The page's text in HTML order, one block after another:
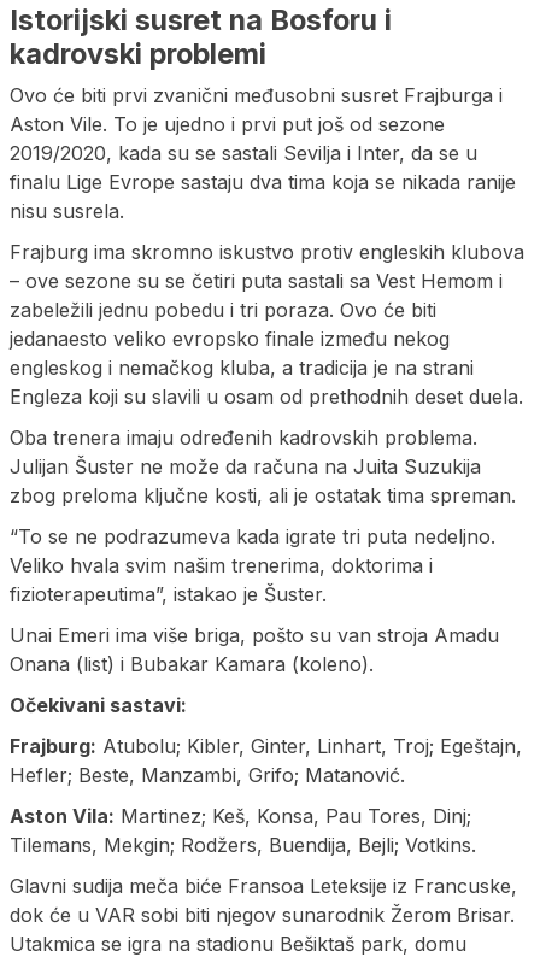
Istorijski susret na Bosforu i
kadrovski problemi
Ovo će biti prvi zvanični međusobni susret Frajburga i
Aston Vile. To je ujedno i prvi put još od sezone
2019/2020, kada su se sastali Sevilja i Inter, da se u
finalu Lige Evrope sastaju dva tima koja se nikada ranije
nisu susrela.
Frajburg ima skromno iskustvo protiv engleskih klubova
– ove sezone su se četiri puta sastali sa Vest Hemom i
zabeležili jednu pobedu i tri poraza. Ovo će biti
jedanaesto veliko evropsko finale između nekog
engleskog i nemačkog kluba, a tradicija je na strani
Engleza koji su slavili u osam od prethodnih deset duela.
Oba trenera imaju određenih kadrovskih problema.
Julijan Šuster ne može da računa na Juita Suzukija
zbog preloma ključne kosti, ali je ostatak tima spreman.
“To se ne podrazumeva kada igrate tri puta nedeljno.
Veliko hvala svim našim trenerima, doktorima i
fizioterapeutima”, istakao je Šuster.
Unai Emeri ima više briga, pošto su van stroja Amadu
Onana (list) i Bubakar Kamara (koleno).
Očekivani sastavi:
Frajburg: Atubolu; Kibler, Ginter, Linhart, Troj; Egeštajn,
Hefler; Beste, Manzambi, Grifo; Matanović.
Aston Vila: Martinez; Keš, Konsa, Pau Tores, Dinj;
Tilemans, Mekgin; Rodžers, Buendija, Bejli; Votkins.
Glavni sudija meča biće Fransoa Leteksije iz Francuske,
dok će u VAR sobi biti njegov sunarodnik Žerom Brisar.
Utakmica se igra na stadionu Bešiktaš park, domu